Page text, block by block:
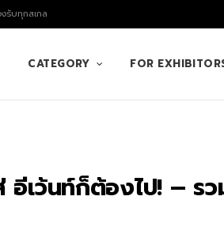
รับทุกสเกล
CATEGORY FOR
เว้นท์ก็ต้องไป! – ร